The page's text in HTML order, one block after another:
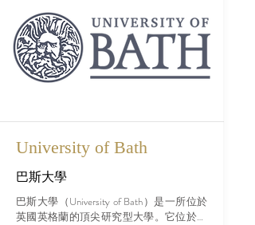
University of Bath
巴斯大學
巴斯大學（University of Bath）是一所位於
英國英格蘭的頂尖研究型大學。它位於英